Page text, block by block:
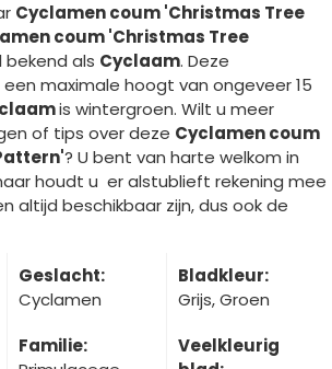
Cyclamen coum 'Christmas Tree
coum 'Christmas Tree
bekend als Cyclaam. Deze
maximale hoogt van ongeveer 15
is wintergroen. Wilt u meer
of tips over deze Cyclamen coum
? U bent van harte welkom in
houdt u er alstublieft rekening mee
altijd beschikbaar zijn, dus ook de
Geslacht:
Cyclamen
Familie:
Bladkleur:
Grijs, Groen
Veelkleurig